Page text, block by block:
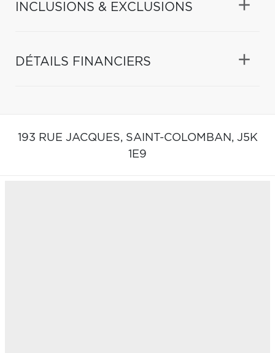
INCLUSIONS & EXCLUSIONS
DÉTAILS FINANCIERS
193 RUE JACQUES, SAINT-COLOMBAN, J5K
1E9